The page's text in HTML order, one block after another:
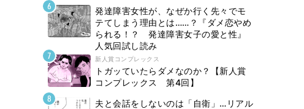
発達障害女性が、なぜか行く先々でモ
テてしまう理由とは……？『ダメ恋やめ
られる！？ 発達障害女子の愛と性』
人気回試し読み
新人賞コンプレックス
トガッていたらダメなのか？【新人賞
コンプレックス 第4回】
夫と会話をしないのは「自衛」…リアル